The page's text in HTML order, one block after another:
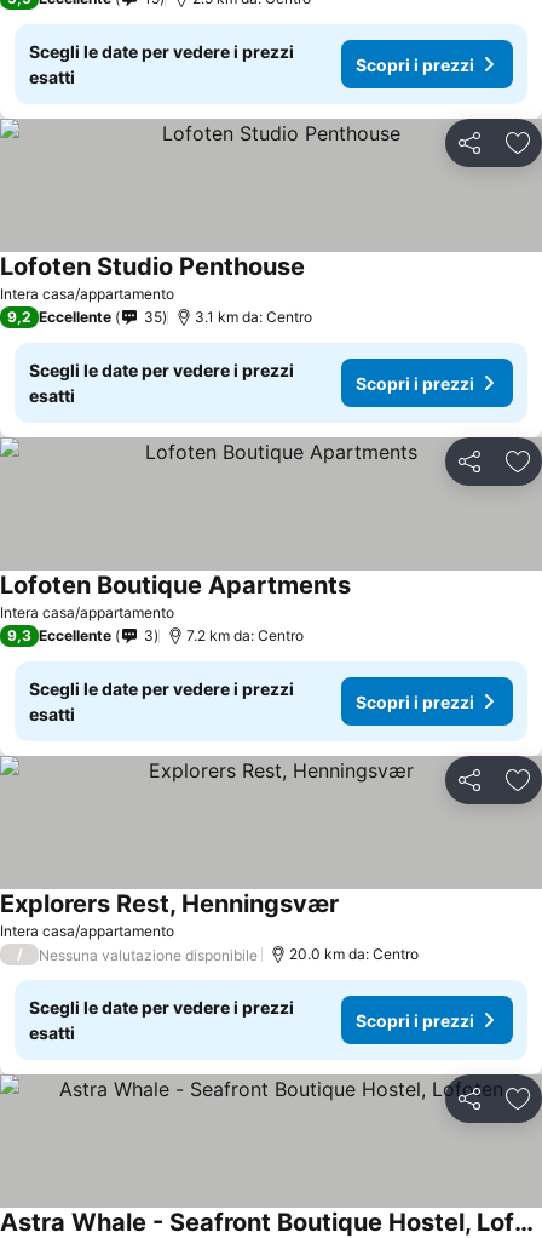
Scegli le date per vedere i prezzi
esatti
Scopri i prezzi
Condividi
Intera casa/appartamento
Lofoten Studio Penthouse
9,2 Eccellente 35 3.1 km da: Centro
Scegli le date per vedere i prezzi
esatti
Scopri i prezzi
Condividi
Intera casa/appartamento
Lofoten Boutique ApartmentsScopri i prezzi
9,3 Eccellente 3 7.2 km da: Centro
Scegli le date per vedere i prezzi
esatti
Scopri i prezzi
Condividi
Intera casa/appartamento
Explorers Rest, Henningsvær
/ Nessuna valutazione disponibile 20.0 km da: Centro
Scegli le date per vedere i prezzi
esatti
Scopri i prezzi
Condividi
Astra Whale - Seafront Boutique Hostel, Lofoten